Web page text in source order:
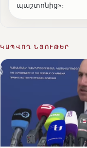
պաշտոնից»։
ԿԱՊՎՈՂ ՆՅՈՒԹԵՐ